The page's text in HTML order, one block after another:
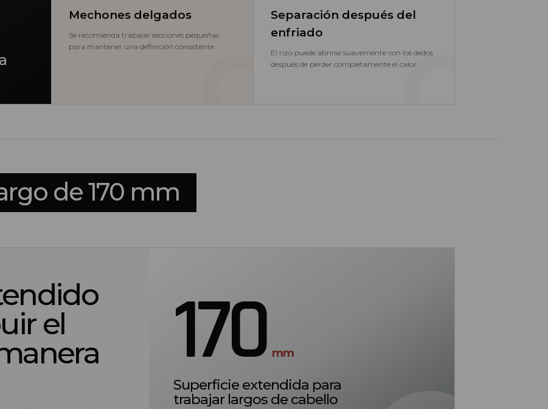
Mechones delgados
Se recomienda trabajar secciones pequeñas
para mantener una definición consistente.
Separación después del
enfriado
El rizo puede abrirse suavemente con los dedos
después de perder completamente el calor.
de 170 mm
el
170 mm
Superficie extendida para
trabajar largos de cabello